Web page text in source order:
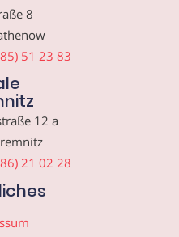
8
51 23 83
12 a
21 02 28